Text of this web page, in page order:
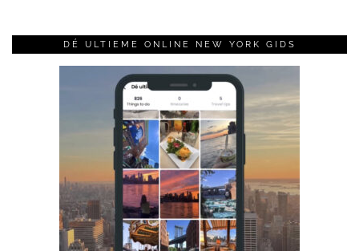
DÉ ULTIEME ONLINE NEW YORK GIDS